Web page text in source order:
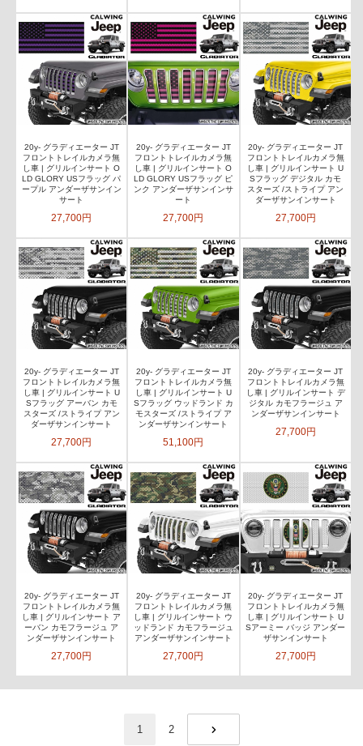
20y- グラディエーター JT
フロントトレイルカメラ無
し車 | グリルインサート O
LD GLORY USフラッグ パ
ープル アンダーザサンイン
サート
27,700円
20y- グラディエーター JT
フロントトレイルカメラ無
し車 | グリルインサート O
LD GLORY USフラッグ ピ
ンク アンダーザサンインサ
ート
27,700円
20y- グラディエーター JT
フロントトレイルカメラ無
し車 | グリルインサート U
Sフラッグ デジタル カモ
スターズ /ストライプ アン
ダーザサンインサート
27,700円
20y- グラディエーター JT
フロントトレイルカメラ無
し車 | グリルインサート U
Sフラッグ アーバン カモ
スターズ /ストライプ アン
ダーザサンインサート
27,700円
20y- グラディエーター JT
フロントトレイルカメラ無
し車 | グリルインサート U
Sフラッグ ウッドランド カ
モスターズ /ストライプ ア
ンダーザサンインサート
51,100円
20y- グラディエーター JT
フロントトレイルカメラ無
し車 | グリルインサート デ
ジタル カモフラージュ ア
ンダーザサンインサート
27,700円
20y- グラディエーター JT
フロントトレイルカメラ無
し車 | グリルインサート ア
ーバン カモフラージュ ア
ンダーザサンインサート
27,700円
20y- グラディエーター JT
フロントトレイルカメラ無
し車 | グリルインサート ウ
ッドランド カモフラージュ
アンダーザサンインサート
27,700円
20y- グラディエーター JT
フロントトレイルカメラ無
し車 | グリルインサート U
Sアーミー バッジ アンダー
ザサンインサート
27,700円
1 2